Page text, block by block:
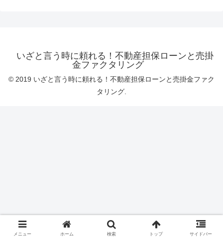
いざと言う時に頼れる！不動産担保ローンと売掛
金ファクタリング
© 2019 いざと言う時に頼れる！不動産担保ローンと売掛金ファク
タリング.
メニュー ホーム 検索 トップ サイドバー